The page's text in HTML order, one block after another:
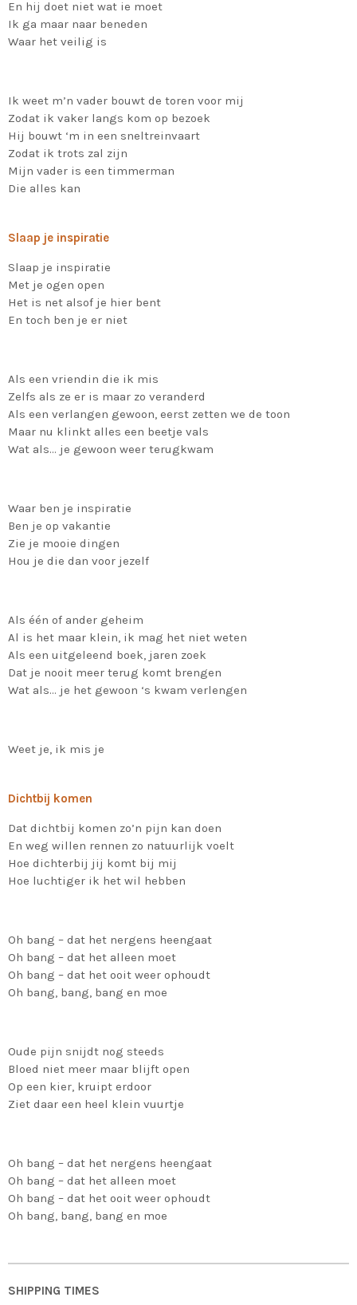
En hij doet niet wat ie moet
Ik ga maar naar beneden
Waar het veilig is
Ik weet m’n vader bouwt de toren voor mij
Zodat ik vaker langs kom op bezoek
Hij bouwt ‘m in een sneltreinvaart
Zodat ik trots zal zijn
Mijn vader is een timmerman
Die alles kan
Slaap je inspiratie
Slaap je inspiratie
Met je ogen open
Het is net alsof je hier bent
En toch ben je er niet
Als een vriendin die ik mis
Zelfs als ze er is maar zo veranderd
Als een verlangen gewoon, eerst zetten we de toon
Maar nu klinkt alles een beetje vals
Wat als… je gewoon weer terugkwam
Waar ben je inspiratie
Ben je op vakantie
Zie je mooie dingen
Hou je die dan voor jezelf
Als één of ander geheim
Al is het maar klein, ik mag het niet weten
Als een uitgeleend boek, jaren zoek
Dat je nooit meer terug komt brengen
Wat als… je het gewoon ‘s kwam verlengen
Weet je, ik mis je
Dichtbij komen
Dat dichtbij komen zo’n pijn kan doen
En weg willen rennen zo natuurlijk voelt
Hoe dichterbij jij komt bij mij
Hoe luchtiger ik het wil hebben
Oh bang – dat het nergens heengaat
Oh bang – dat het alleen moet
Oh bang – dat het ooit weer ophoudt
Oh bang, bang, bang en moe
Oude pijn snijdt nog steeds
Bloed niet meer maar blijft open
Op een kier, kruipt erdoor
Ziet daar een heel klein vuurtje
Oh bang – dat het nergens heengaat
Oh bang – dat het alleen moet
Oh bang – dat het ooit weer ophoudt
Oh bang, bang, bang en moe
SHIPPING TIMES